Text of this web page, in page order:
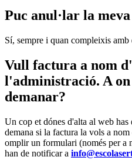
Puc anul·lar la
Sí, sempre i quan compleixis amb
Vull factura a nom
l'administració. A on
demanar?
Un cop et dónes d'alta al web
demana si la factura la vols a nom
omplir un formulari (només per a
han de notificar a